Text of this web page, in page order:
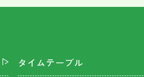
タイムテーブル